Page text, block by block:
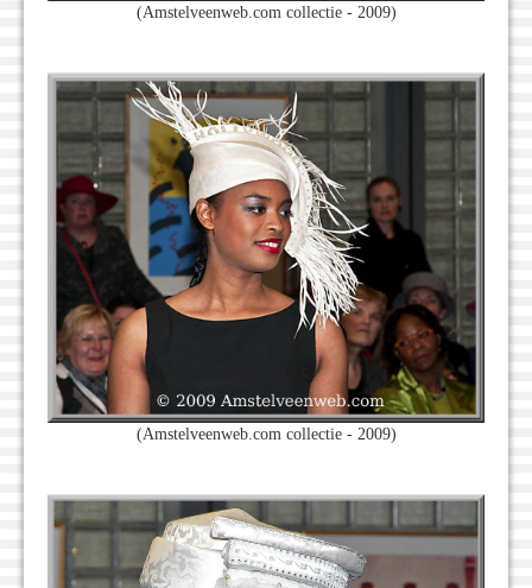
(Amstelveenweb.com collectie - 2009)
(Amstelveenweb.com collectie - 2009)